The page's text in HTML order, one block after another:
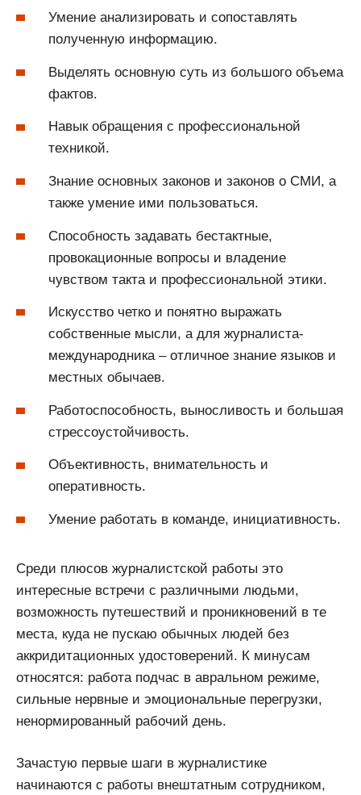
Умение анализировать и сопоставлять
полученную информацию.
Выделять основную суть из большого объема
фактов.
Навык обращения с профессиональной
техникой.
Знание основных законов и законов о СМИ, а
также умение ими пользоваться.
Способность задавать бестактные,
провокационные вопросы и владение
чувством такта и профессиональной этики.
Искусство четко и понятно выражать
собственные мысли, а для журналиста-
международника – отличное знание языков и
местных обычаев.
Работоспособность, выносливость и большая
стрессоустойчивость.
Объективность, внимательность и
оперативность.
Умение работать в команде, инициативность.
Среди плюсов журналистской работы это
интересные встречи с различными людьми,
возможность путешествий и проникновений в те
места, куда не пускаю обычных людей без
аккридитационных удостоверений. К минусам
относятся: работа подчас в авральном режиме,
сильные нервные и эмоциональные перегрузки,
ненормированный рабочий день.
Зачастую первые шаги в журналистике
начинаются с работы внештатным сотрудником,